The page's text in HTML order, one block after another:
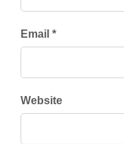
Email *
Website